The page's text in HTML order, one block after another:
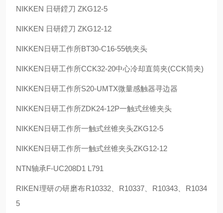
NIKKEN 日研鏜刀 ZKG12-5
NIKKEN 日研鏜刀 ZKG12-12
NIKKEN日研工作所BT30-C16-55铣夹头
NIKKEN日研工作所CCK32-20中心冷却直筒夹(CCK筒夹)
NIKKEN日研工作所S20-UMTX微量感触器寻边器
NIKKEN日研工作所ZDK24-12P一触式丝锥夹头
NIKKEN日研工作所一触式丝锥夹头ZKG12-5
NIKKEN日研工作所一触式丝锥夹头ZKG12-12
NTN轴承F-UC208D1 L791
RIKEN理研の研磨布R10332、 R10337、 R10343、 R1034
5